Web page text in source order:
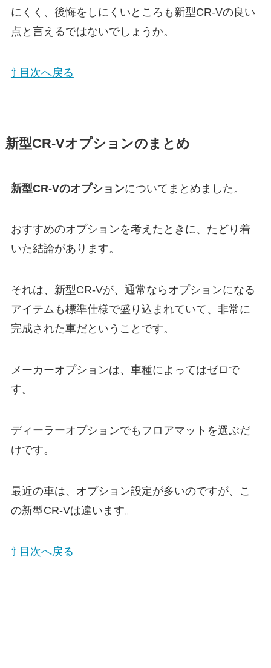
にくく、後悔をしにくいところも新型CR-Vの良い
点と言えるではないでしょうか。
⇧ 目次へ戻る
新型CR-Vオプションのまとめ
新型CR-Vのオプションについてまとめました。
おすすめのオプションを考えたときに、たどり着
いた結論があります。
それは、新型CR-Vが、通常ならオプションになる
アイテムも標準仕様で盛り込まれていて、非常に
完成された車だということです。
メーカーオプションは、車種によってはゼロで
す。
ディーラーオプションでもフロアマットを選ぶだ
けです。
最近の車は、オプション設定が多いのですが、こ
の新型CR-Vは違います。
⇧ 目次へ戻る